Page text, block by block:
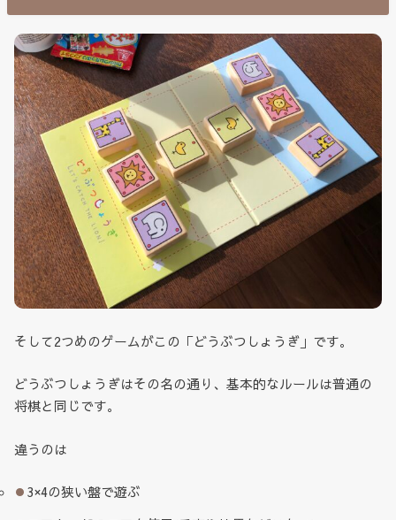
そして2つめのゲームがこの「どうぶつしょうぎ」です。
どうぶつしょうぎはその名の通り、基本的なルールは普通の
将棋と同じです。
違うのは
3×4の狭い盤で遊ぶ